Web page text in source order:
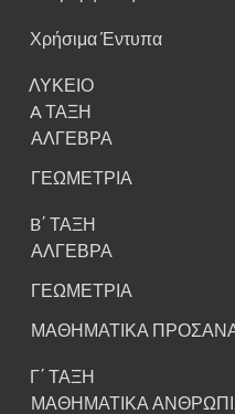
Χρήσιμα Έντυπα
ΛΥΚΕΙΟ
A ΤΑΞΗ
ΑΛΓΕΒΡΑ
ΓΕΩΜΕΤΡΙΑ
B΄ ΤΑΞΗ
ΑΛΓΕΒΡΑ
ΓΕΩΜΕΤΡΙΑ
ΜΑΘΗΜΑΤΙΚΑ
Γ΄ ΤΑΞΗ
ΜΑΘΗΜΑΤΙΚΑ